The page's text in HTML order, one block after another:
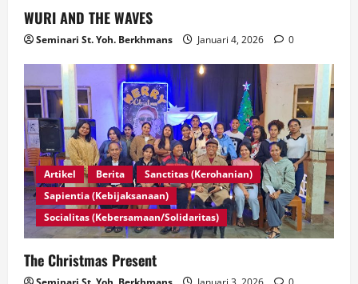
WURI AND THE WAVES
Seminari St. Yoh. Berkhmans Januari 4, 2026 0
Artikel Berita
Sanctitas (Kerohanian)
Sapientia (Kebijaksanaan)
Socialitas (Kebersamaan/Solidaritas)
The Christmas Present